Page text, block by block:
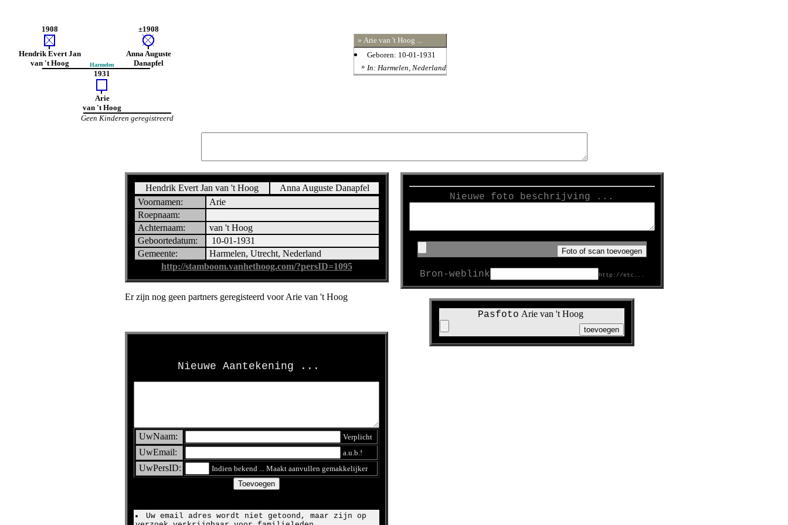
» Arie van 't Hoog ...
Geboren: 10-01-1931
» In: Harmelen, Nederland
1908
Hendrik Evert Jan
van 't Hoog
Harmelen
±1908
Anna Auguste
Danapfel
1931
Arie
van 't Hoog
Geen Kinderen geregistreerd
Hendrik Evert Jan van 't Hoog
Anna Auguste Danapfel
Voornamen:
Arie
Roepnaam:
Achternaam:
van 't Hoog
Geboortedatum:
10-01-1931
Gemeente:
Harmelen, Utrecht, Nederland
http://stamboom.vanhethoog.com/?persID=1095
Er zijn nog geen partners geregisteerd voor Arie van 't Hoog
Nieuwe Aantekening ...
UwNaam: Verplicht
UwEmail: a.u.b.!
UwPersID: Indien bekend ... Maakt aanvullen gemakkelijker
Uw email adres wordt niet getoond, maar zijn op
Nieuwe foto beschrijving ...
Bron-weblink http://etc...
Pasfoto Arie van 't Hoog